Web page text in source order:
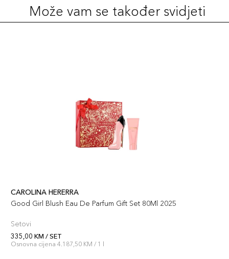
Može vam se također svidjeti
CAROLINA HERERRA
Good Girl Blush Eau De Parfum Gift Set 80Ml 2025
Setovi
335,00 KM / SET
Osnovna cijena 4.187,50 KM / 1 l